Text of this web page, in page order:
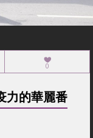
0
力的華麗番